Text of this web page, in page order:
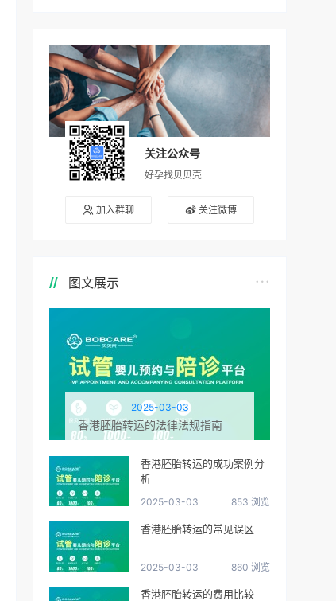
关注公众号
好孕找贝贝壳
加入群聊 关注微博
图文展示
2025-03-03
香港胚胎转运的法律法规指南
香港胚胎转运的成功案例分
析
2025-03-03 853 浏览
香港胚胎转运的常见误区
2025-03-03 860 浏览
香港胚胎转运的费用比较